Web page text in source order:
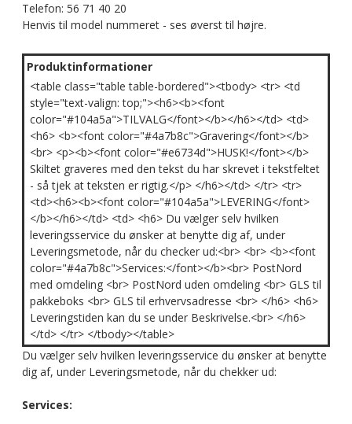
Telefon: 56 71 40 20
Henvis til model nummeret - ses øverst til højre.
Produktinformationer
<table class="table table-bordered"><tbody> <tr> <td
style="text-valign: top;"><h6><b><font
color="#104a5a">TILVALG</font></b></h6></td> <td>
<h6> <b><font color="#4a7b8c">Gravering</font></b>
<br> <p><b><font color="#e6734d">HUSK!</font></b>
Skiltet graveres med den tekst du har skrevet i tekstfeltet
- så tjek at teksten er rigtig.</p> </h6></td> </tr> <tr>
<td><h6><b><font color="#104a5a">LEVERING</font>
</b></h6></td> <td> <h6> Du vælger selv hvilken
leveringsservice du ønsker at benytte dig af, under
Leveringsmetode, når du checker ud:<br> <br> <b><font
color="#4a7b8c">Services:</font></b><br> PostNord
med omdeling <br> PostNord uden omdeling <br> GLS til
pakkeboks <br> GLS til erhvervsadresse <br> </h6> <h6>
Leveringstiden kan du se under Beskrivelse.<br> </h6>
</td> </tr> </tbody></table>
Du vælger selv hvilken leveringsservice du ønsker at benytte
dig af, under Leveringsmetode, når du chekker ud:
Services: